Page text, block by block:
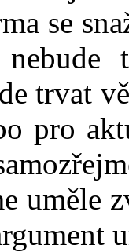
se
trvat
pro
uměle